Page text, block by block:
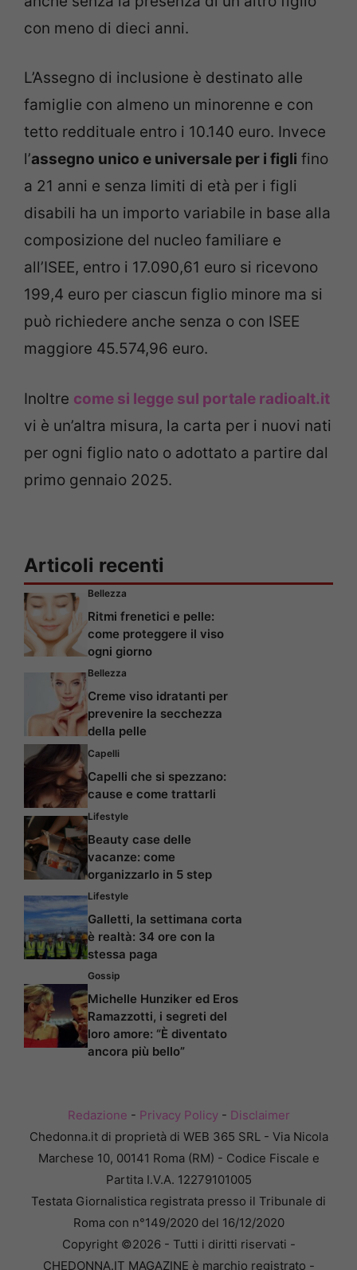
con meno di dieci anni.
L’Assegno di inclusione è destinato alle
famiglie con almeno un minorenne e con
tetto reddituale entro i 10.140 euro. Invece
l’assegno unico e universale per i figli fino
a 21 anni e senza limiti di età per i figli
disabili ha un importo variabile in base alla
composizione del nucleo familiare e
all’ISEE, entro i 17.090,61 euro si ricevono
199,4 euro per ciascun figlio minore ma si
può richiedere anche senza o con ISEE
maggiore 45.574,96 euro.
Inoltre come si legge sul portale radioalt.it
vi è un’altra misura, la carta per i nuovi nati
per ogni figlio nato o adottato a partire dal
primo gennaio 2025.
Articoli recenti
Bellezza
Ritmi frenetici e pelle:
come proteggere il viso
ogni giorno
Bellezza
Creme viso idratanti per
prevenire la secchezza
della pelle
Capelli
Capelli che si spezzano:
cause e come trattarli
Lifestyle
Beauty case delle
vacanze: come
organizzarlo in 5 step
Lifestyle
Galletti, la settimana corta
è realtà: 34 ore con la
stessa paga
Gossip
Michelle Hunziker ed Eros
Ramazzotti, i segreti del
loro amore: “È diventato
ancora più bello”
Redazione - Privacy Policy- Disclaimer
Chedonna.it di proprietà di WEB 365 SRL - Via Nicola
Marchese 10, 00141 Roma (RM) - Codice Fiscale e
Partita I.V.A. 12279101005
Testata Giornalistica registrata presso il Tribunale di
Roma con n°149/2020 del 16/12/2020
Copyright ©2026 - Tutti i diritti riservati -
CHEDONNA.IT MAGAZINE è marchio registrato -